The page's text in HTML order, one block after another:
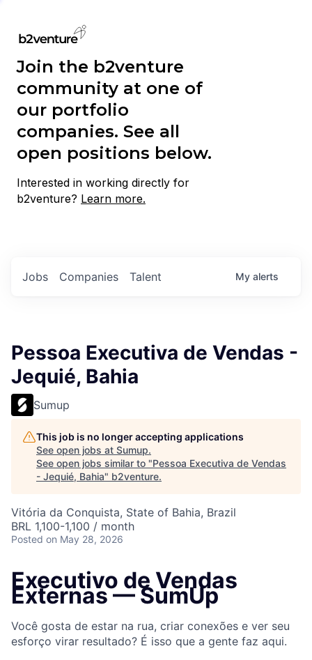
Join the b2venture
community at one of
our portfolio
companies. See all
open positions below.
Interested in working directly for
b2venture? Learn more.
Jobs Companies Talent My alerts
Pessoa Executiva de Vendas -
Jequié, Bahia
Sumup
This job is no longer accepting applications
See open jobs at Sumup.
See open jobs similar to "Pessoa Executiva de Vendas
- Jequié, Bahia" b2venture.
Vitória da Conquista, State of Bahia, Brazil
BRL 1,100-1,100 / month
Posted on May 28, 2026
Executivo de Vendas
Externas — SumUp
Você gosta de estar na rua, criar conexões e ver seu
esforço virar resultado? É isso que a gente faz aqui.